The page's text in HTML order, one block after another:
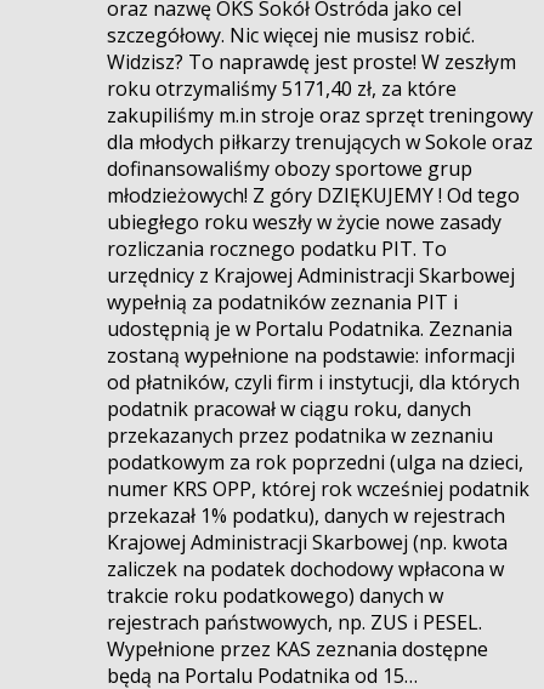
oraz nazwę OKS Sokół Ostróda jako cel
szczegółowy. Nic więcej nie musisz robić.
Widzisz? To naprawdę jest proste! W zeszłym
roku otrzymaliśmy 5171,40 zł, za które
zakupiliśmy m.in stroje oraz sprzęt treningowy
dla młodych piłkarzy trenujących w Sokole oraz
dofinansowaliśmy obozy sportowe grup
młodzieżowych! Z góry DZIĘKUJEMY ! Od tego
ubiegłego roku weszły w życie nowe zasady
rozliczania rocznego podatku PIT. To
urzędnicy z Krajowej Administracji Skarbowej
wypełnią za podatników zeznania PIT i
udostępnią je w Portalu Podatnika. Zeznania
zostaną wypełnione na podstawie: informacji
od płatników, czyli firm i instytucji, dla których
podatnik pracował w ciągu roku, danych
przekazanych przez podatnika w zeznaniu
podatkowym za rok poprzedni (ulga na dzieci,
numer KRS OPP, której rok wcześniej podatnik
przekazał 1% podatku), danych w rejestrach
Krajowej Administracji Skarbowej (np. kwota
zaliczek na podatek dochodowy wpłacona w
trakcie roku podatkowego) danych w
rejestrach państwowych, np. ZUS i PESEL.
Wypełnione przez KAS zeznania dostępne
będą na Portalu Podatnika od 15…